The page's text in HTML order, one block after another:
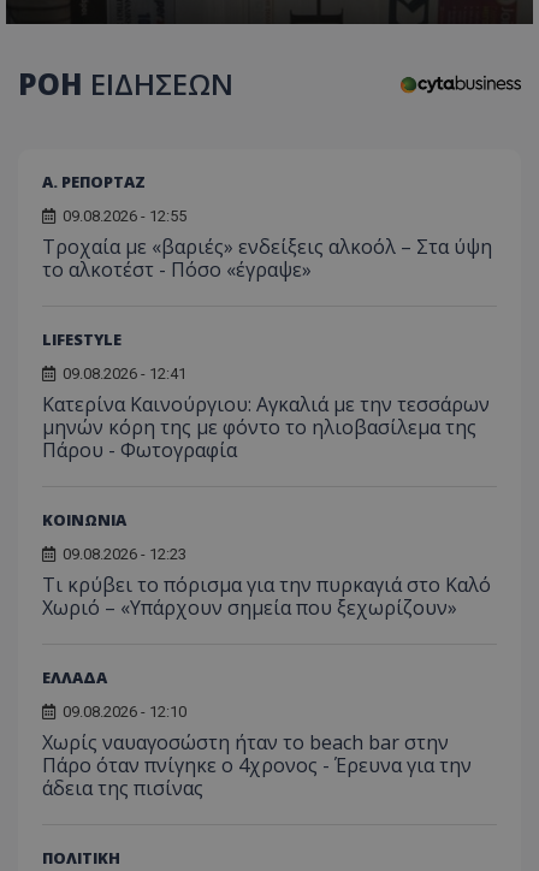
ΡΟΗ ΕΙΔΗΣΕΩΝ
Α. ΡΕΠΟΡΤΑΖ
09.08.2026 - 12:55
Τροχαία με «βαριές» ενδείξεις αλκοόλ – Στα ύψη
το αλκοτέστ - Πόσο «έγραψε»
LIFESTYLE
09.08.2026 - 12:41
Κατερίνα Καινούργιου: Αγκαλιά με την τεσσάρων
μηνών κόρη της με φόντο το ηλιοβασίλεμα της
Πάρου - Φωτογραφία
ΚΟΙΝΩΝΙΑ
09.08.2026 - 12:23
Τι κρύβει το πόρισμα για την πυρκαγιά στο Καλό
Χωριό – «Υπάρχουν σημεία που ξεχωρίζουν»
ΕΛΛΑΔΑ
09.08.2026 - 12:10
Χωρίς ναυαγοσώστη ήταν το beach bar στην
Πάρο όταν πνίγηκε ο 4χρονος - Έρευνα για την
άδεια της πισίνας
ΠΟΛΙΤΙΚΗ